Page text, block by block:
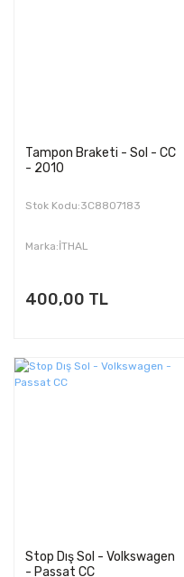
Tampon Braketi - Sol - CC
- 2010
Stok Kodu:3C8807183
Marka:İTHAL
400,00 TL
Stop Dış Sol - Volkswagen
- Passat CC